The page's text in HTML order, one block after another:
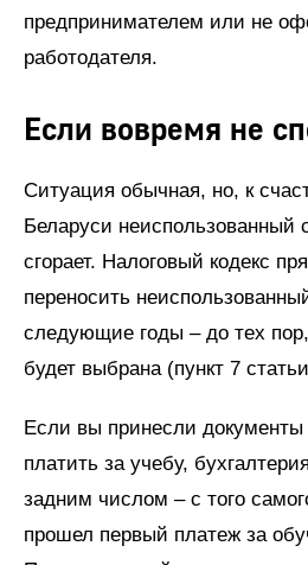
предпринимателем или не
работодателя.
Если вовремя не
Ситуация обычная, но, к
Беларуси неиспользованный
сгорает. Налоговый кодекс
переносить
следующие годы – до тех
будет выбрана (пункт 7
Если вы принесли
платить за учебу,
задним числом – с того
прошел первый платеж за